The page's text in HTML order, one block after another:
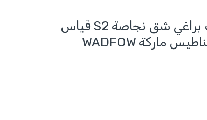
WSDA261 - مفك براغي شق نجاصة S2 قياس